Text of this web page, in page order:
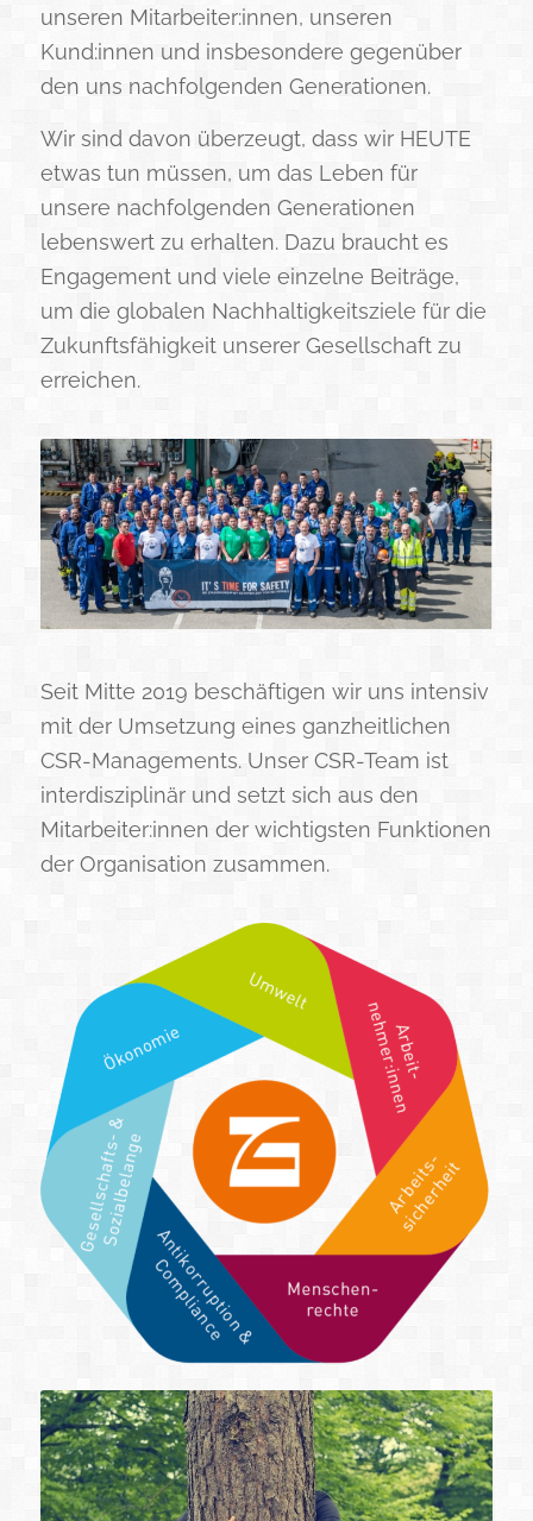
unseren Mitarbeiter:innen, unseren
Kund:innen und insbesondere gegenüber
den uns nachfolgenden Generationen.
Wir sind davon überzeugt, dass wir HEUTE
etwas tun müssen, um das Leben für
unsere nachfolgenden Generationen
lebenswert zu erhalten. Dazu braucht es
Engagement und viele einzelne Beiträge,
um die globalen Nachhaltigkeitsziele für die
Zukunftsfähigkeit unserer Gesellschaft zu
erreichen.
Seit Mitte 2019 beschäftigen wir uns intensiv
mit der Umsetzung eines ganzheitlichen
CSR-Managements. Unser CSR-Team ist
interdisziplinär und setzt sich aus den
Mitarbeiter:innen der wichtigsten Funktionen
der Organisation zusammen.